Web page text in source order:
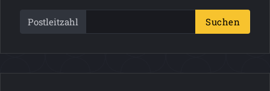
Postleitzahl Suchen